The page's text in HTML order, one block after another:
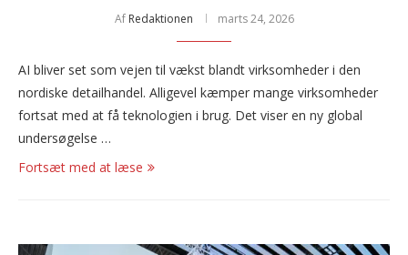
Af Redaktionen marts 24, 2026
AI bliver set som vejen til vækst blandt virksomheder i den
nordiske detailhandel. Alligevel kæmper mange virksomheder
fortsat med at få teknologien i brug. Det viser en ny global
undersøgelse …
Fortsæt med at læse